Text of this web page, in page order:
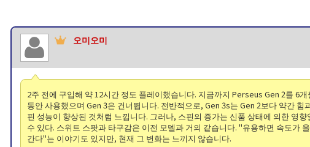
오미오미
2주 전에 구입해 약 12시간 정도 플레이했습니다. 지금까지 Perseus Gen 2를 6개
동안 사용했으며 Gen 3은 건너뜁니다. 전반적으로, Gen 3s는 Gen 2보다 약간 힘
핀 성능이 향상된 것처럼 느낍니다. 그러나, 스핀의 증가는 신품 상태에 의한 영향
수 있다. 스위트 스팟과 타구감은 이전 모델과 거의 같습니다. "유용하면 속도가
간다"는 이야기도 있지만, 현재 그 변화는 느끼지 않습니다.